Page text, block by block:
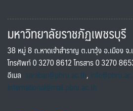
มหาวิทยาลัยราชภัฏเพชรบุรี
38 หมู่ 8 ถ.หาดเจ้าสำราญ ต.นาวุ้ง อ.เมือง จ
โทรศัพท์ 0 3270 8612 โทรสาร 0 3270
อีเมล saraban@pbru.ac.th,
international@mail.pbru.ac.th